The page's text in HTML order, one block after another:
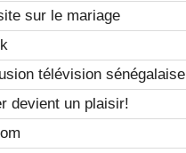
sur le mariage
télévision sénégalaise
devient un plaisir!